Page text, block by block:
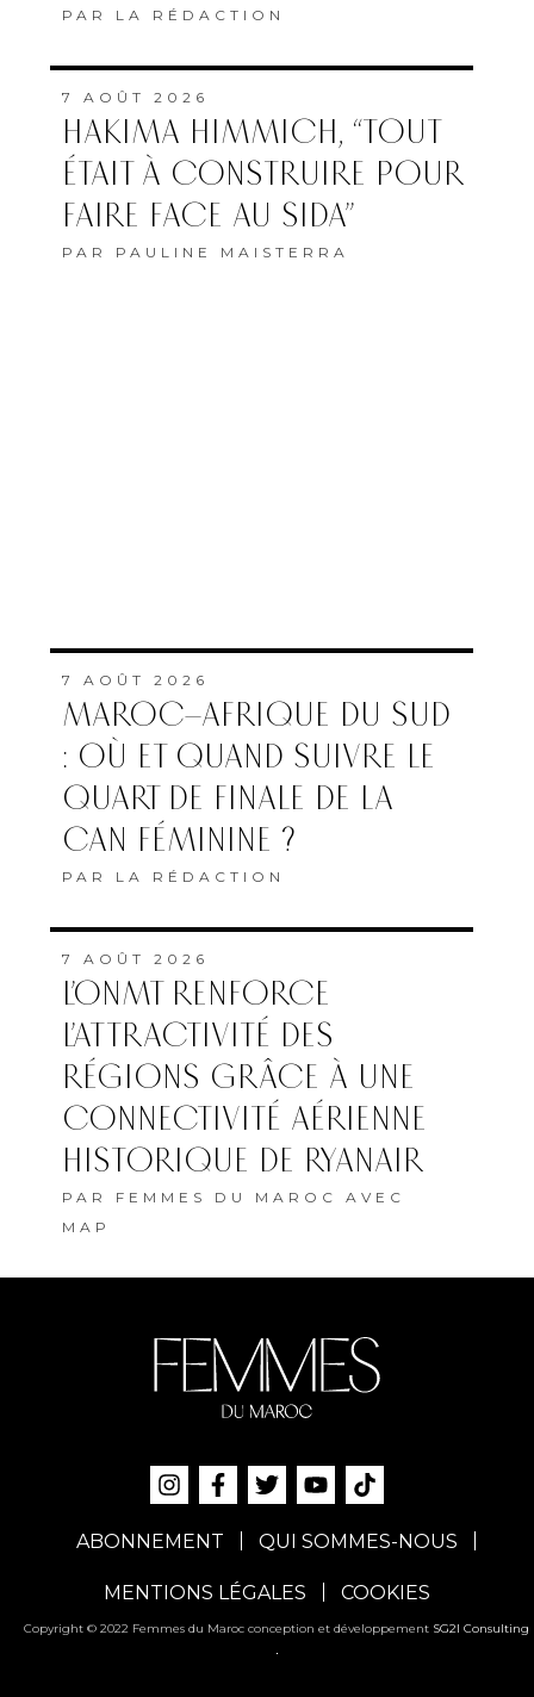
PAR LA RÉDACTION
7 AOÛT 2026
HAKIMA HIMMICH, “TOUT
ÉTAIT À CONSTRUIRE POUR
FAIRE FACE AU SIDA”
PAR PAULINE MAISTERRA
7 AOÛT 2026
MAROC–AFRIQUE DU SUD
: OÙ ET QUAND SUIVRE LE
QUART DE FINALE DE LA
CAN FÉMININE ?
PAR LA RÉDACTION
7 AOÛT 2026
L’ONMT RENFORCE
L’ATTRACTIVITÉ DES
RÉGIONS GRÂCE À UNE
CONNECTIVITÉ AÉRIENNE
HISTORIQUE DE RYANAIR
PAR FEMMES DU MAROC AVEC
MAP
ABONNEMENT QUI SOMMES-NOUS
MENTIONS LÉGALES COOKIES
Copyright © 2022 Femmes du Maroc conception et développement SG2I Consulting